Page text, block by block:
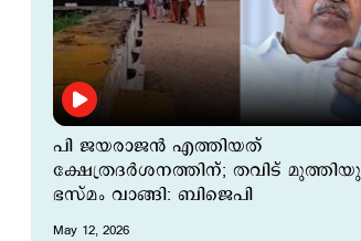
പി ജയരാജന്‍ എത്തിയത്
ക്ഷേത്രദര്‍ശനത്തിന്; തവിട്
ഭസ്മം വാങ്ങി: ബിജെപി
May 12, 2026